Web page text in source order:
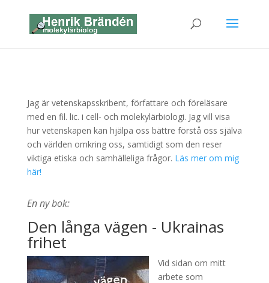
Jag är vetenskapsskribent, författare och föreläsare
med en fil. lic. i cell- och molekylärbiologi. Jag vill visa
hur vetenskapen kan hjälpa oss bättre förstå oss själva
och världen omkring oss, samtidigt som den reser
viktiga etiska och samhälleliga frågor. Läs mer om mig
här!
En ny bok:
Den långa vägen - Ukrainas
frihet
Vid sidan om mitt
arbete som